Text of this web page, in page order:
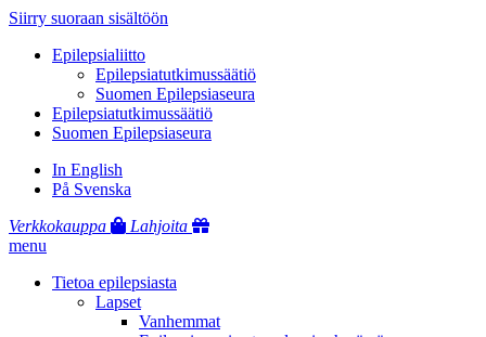
Siirry suoraan sisältöön
Epilepsialiitto
Epilepsiatutkimussäätiö
Suomen Epilepsiaseura
Epilepsiatutkimussäätiö
Suomen Epilepsiaseura
In English
På Svenska
Verkkokauppa
Lahjoita
menu
Tietoa epilepsiasta
Lapset
Vanhemmat